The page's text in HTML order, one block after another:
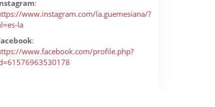
:
www.instagram.com/la.guemesiana/?
la
:
www.facebook.com/profile.php?